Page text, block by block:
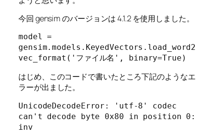
今回 gensim のバージョンは 4.1.2 を使用しました。
model =
gensim.models.KeyedVectors.load_word2
vec_format('ファイル名', binary=True)
はじめ、このコードで書いたところ下記のようなエ
ラーが出ました。
UnicodeDecodeError: 'utf-8' codec
can't decode byte 0x80 in position 0:
inv